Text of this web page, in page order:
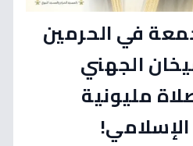
في الحرمين
الجهني
مليونية